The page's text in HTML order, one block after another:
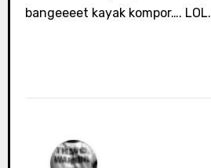
bangeeeet kayak kompor…. LOL.